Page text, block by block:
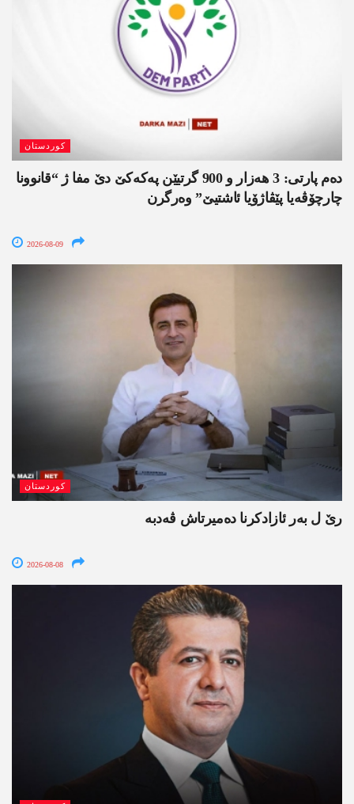
کوردستان
دەم پارتی: 3 ھەزار و 900 گرتیێن پەکەکێ دێ مفا ژ “قانوونا
چارچۆڤەیا پێڤاژۆیا ئاشتیێ” وەرگرن
2026-08-09
کوردستان
رێ ل بەر ئازادکرنا دەمیرتاش ڤەدبە
2026-08-08